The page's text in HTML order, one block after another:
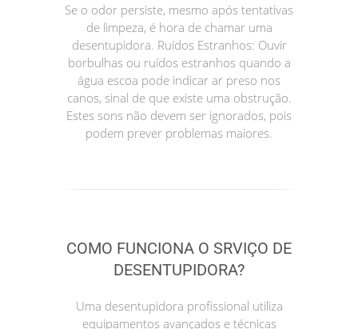
Se o odor persiste, mesmo após tentativas
de limpeza, é hora de chamar uma
desentupidora. Ruídos Estranhos: Ouvir
borbulhas ou ruídos estranhos quando a
água escoa pode indicar ar preso nos
canos, sinal de que existe uma obstrução.
Estes sons não devem ser ignorados, pois
podem prever problemas maiores.
COMO FUNCIONA O SRVIÇO DE
DESENTUPIDORA?
Uma desentupidora profissional utiliza
equipamentos avançados e técnicas